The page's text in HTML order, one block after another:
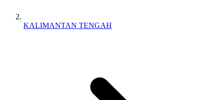
KALIMANTAN TENGAH